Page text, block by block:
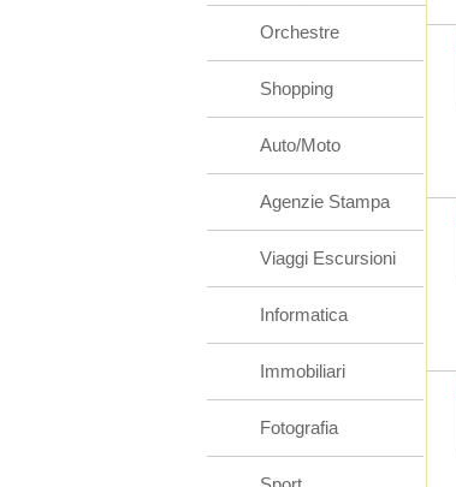
Orchestre
Shopping
Auto/Moto
Agenzie Stampa
Viaggi Escursioni
Informatica
Immobiliari
Fotografia